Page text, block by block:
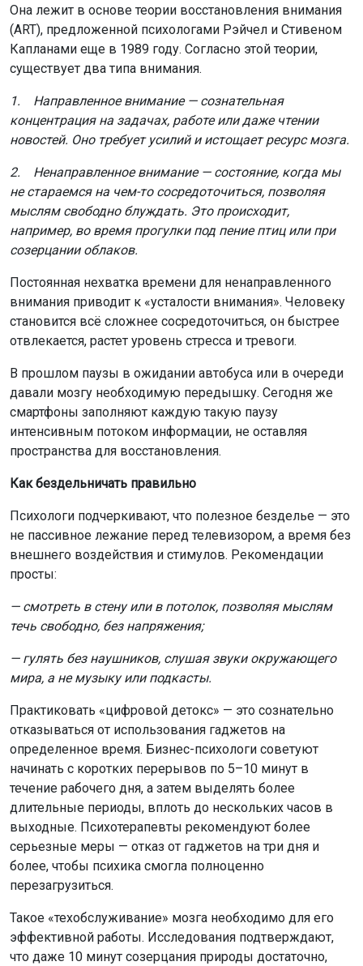
Она лежит в основе теории восстановления внимания
(ART), предложенной психологами Рэйчел и Стивеном
Капланами еще в 1989 году. Согласно этой теории,
существует два типа внимания.
1. Направленное внимание — сознательная
концентрация на задачах, работе или даже чтении
новостей. Оно требует усилий и истощает ресурс мозга.
2. Ненаправленное внимание — состояние, когда мы
не стараемся на чем-то сосредоточиться, позволяя
мыслям свободно блуждать. Это происходит,
например, во время прогулки под пение птиц или при
созерцании облаков.
Постоянная нехватка времени для ненаправленного
внимания приводит к «усталости внимания». Человеку
становится всё сложнее сосредоточиться, он быстрее
отвлекается, растет уровень стресса и тревоги.
В прошлом паузы в ожидании автобуса или в очереди
давали мозгу необходимую передышку. Сегодня же
смартфоны заполняют каждую такую паузу
интенсивным потоком информации, не оставляя
пространства для восстановления.
Как бездельничать правильно
Психологи подчеркивают, что полезное безделье — это
не пассивное лежание перед телевизором, а время без
внешнего воздействия и стимулов. Рекомендации
просты:
— смотреть в стену или в потолок, позволяя мыслям
течь свободно, без напряжения;
— гулять без наушников, слушая звуки окружающего
мира, а не музыку или подкасты.
Практиковать «цифровой детокс» — это сознательно
отказываться от использования гаджетов на
определенное время. Бизнес-психологи советуют
начинать с коротких перерывов по 5–10 минут в
течение рабочего дня, а затем выделять более
длительные периоды, вплоть до нескольких часов в
выходные. Психотерапевты рекомендуют более
серьезные меры — отказ от гаджетов на три дня и
более, чтобы психика смогла полноценно
перезагрузиться.
Такое «техобслуживание» мозга необходимо для его
эффективной работы. Исследования подтверждают,
что даже 10 минут созерцания природы достаточно,